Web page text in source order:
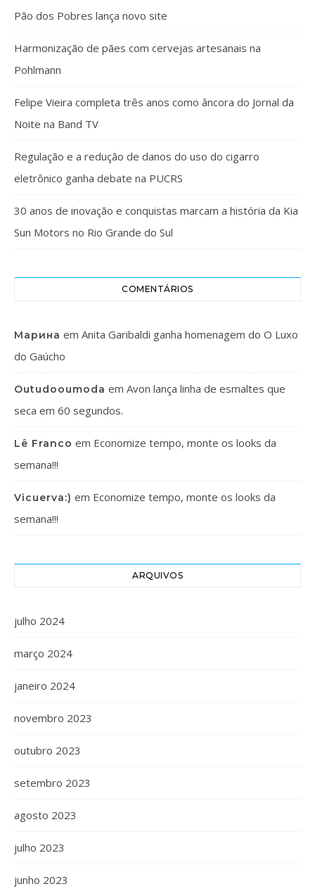
Pão dos Pobres lança novo site
Harmonização de pães com cervejas artesanais na
Pohlmann
Felipe Vieira completa três anos como âncora do Jornal da
Noite na Band TV
Regulação e a redução de danos do uso do cigarro
eletrônico ganha debate na PUCRS
30 anos de inovação e conquistas marcam a história da Kia
Sun Motors no Rio Grande do Sul
COMENTÁRIOS
Марина em Anita Garibaldi ganha homenagem do O Luxo
do Gaúcho
Outudooumoda em Avon lança linha de esmaltes que
seca em 60 segundos.
Lê Franco em Economize tempo, monte os looks da
semana!!!
Vicuerva:) em Economize tempo, monte os looks da
semana!!!
ARQUIVOS
julho 2024
março 2024
janeiro 2024
novembro 2023
outubro 2023
setembro 2023
agosto 2023
julho 2023
junho 2023